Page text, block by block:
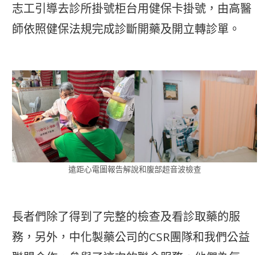
志工引導去診所掛號柜台用健保卡掛號，由高醫
師依照健保法規完成診斷開藥及開立轉診單。
遠距心電圖報告解說和腹部超音波檢查
長者們除了得到了完整的檢查及看診取藥的服
務，另外，中化製藥公司的CSR團隊和我們公益